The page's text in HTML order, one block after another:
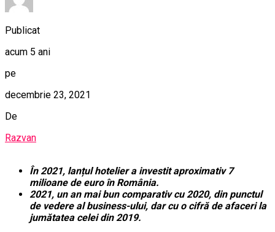
Publicat
acum 5 ani
pe
decembrie 23, 2021
De
Razvan
În 2021, lanțul hotelier a investit aproximativ 7
milioane de euro în România.
2021, un an mai bun comparativ cu 2020, din punctul
de vedere al business-ului, dar cu o cifră de afaceri la
jumătatea celei din 2019.